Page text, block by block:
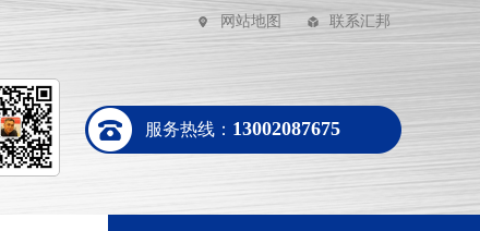
网站地图 联系汇邦
服务热线： 13002087675